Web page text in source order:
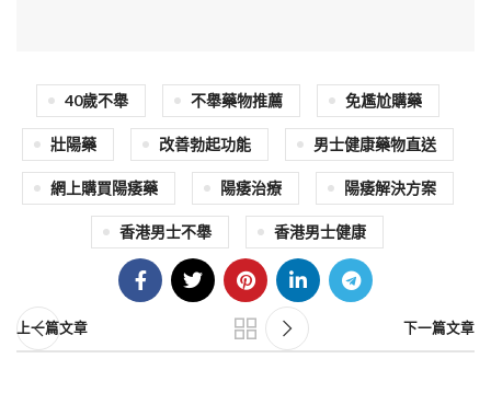
40歲不舉 不舉藥物推薦 免尷尬購藥
壯陽藥 改善勃起功能 男士健康藥物直送
網上購買陽痿藥 陽痿治療 陽痿解決方案
香港男士不舉 香港男士健康
上一篇文章 下一篇文章